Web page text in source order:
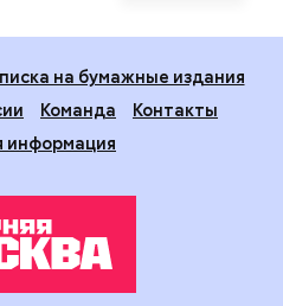
на бумажные издания
Команда
Контакты
информация